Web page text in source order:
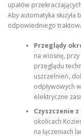
upałów
Aby automatyka
odpowiedniego
Przeglądy
na wiosnę,
przeglądu
uszczelnień,
odpływowych
elektryczne
Czyszczenie
okolicach
na łączeniach